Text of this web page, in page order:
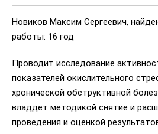
Новиков Максим Сергеевич,
работы: 16 год
Проводит исследование
показателей окислительного
хронической обструктивной
владдет методикой снятие и
проведения и оценкой